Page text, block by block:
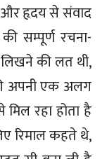
हृदय से संवाद
सम्पूर्ण रचना-
लिखने की लत थी,
अपनी एक अलग
रहा होता है
रिमाल कहते थे,